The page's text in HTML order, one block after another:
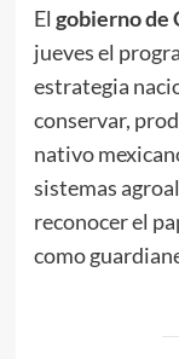
El gobierno de
jueves el
estrategia
conservar,
nativo
sistemas
reconocer el
como